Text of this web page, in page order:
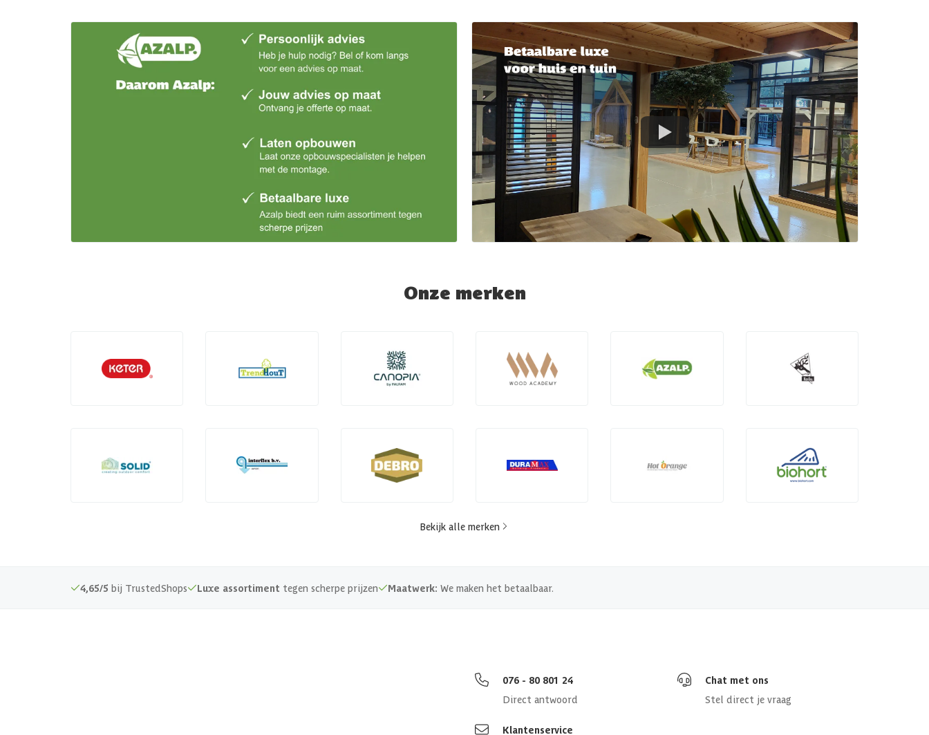
Onze merken
Bekijk alle merken
4,65/5 bij TrustedShops Luxe assortiment tegen scherpe prijzen Maatwerk: We maken het betaalbaar.
076 - 80 801 24
Direct antwoord
Chat met ons
Stel direct je vraag
Klantenservice